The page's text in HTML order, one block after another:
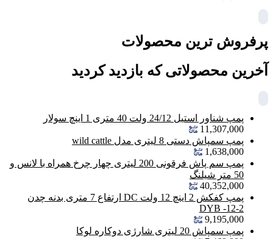
پرفروش ترین محصولات
آخرین محصولاتی که بازدید کردید
پمپ شناور استیل 24/12 ولت 40 متری 1 اینچ سولار
11,307,000
پمپ سمپاش دستی 8 لیتری مدل wild cattle
1,638,000
پمپ سم پاش فرقونی 200 لیتری چهار چرخ همراه با لانس و
50 متر شیلنگ
40,352,000
پمپ کفکش 2 اینچ 12 ولت DC ارتفاع 7 متری بدنه چدن
DYB -12-2
9,195,000
پمپ سمپاش 20 لیتری شارژی دوکاره لوکا